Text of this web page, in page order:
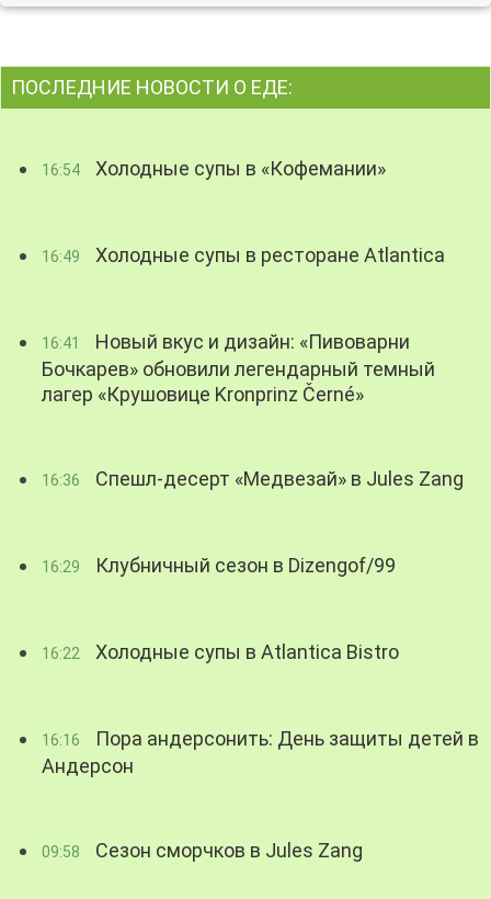
ПОСЛЕДНИЕ НОВОСТИ О ЕДЕ:
16:54 Холодные супы в «Кофемании»
16:49 Холодные супы в ресторане Atlantica
16:41
Новый вкус и дизайн: «Пивоварни
Бочкарев» обновили легендарный темный
лагер «Крушовице Kronprinz Černé»
16:36 Спешл-десерт «Медвезай» в Jules Zang
16:29 Клубничный сезон в Dizengof/99
16:22 Холодные супы в Atlantica Bistro
16:16
Пора андерсонить: День защиты детей в
Андерсон
09:58 Сезон сморчков в Jules Zang